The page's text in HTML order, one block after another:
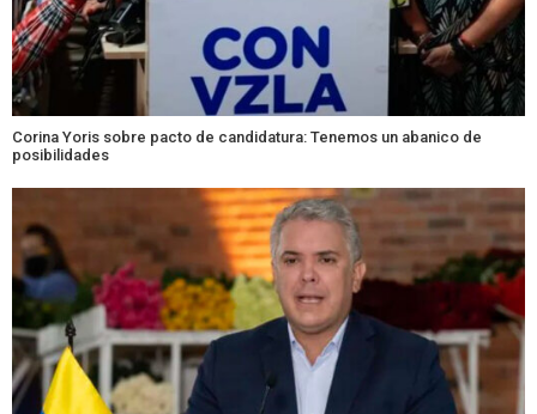
Corina Yoris sobre pacto de candidatura: Tenemos un abanico de
posibilidades